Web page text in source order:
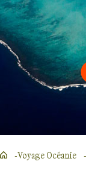
Voyage Océanie